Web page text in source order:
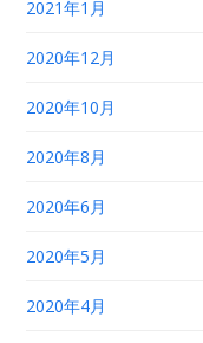
2021年1月
2020年12月
2020年10月
2020年8月
2020年6月
2020年5月
2020年4月